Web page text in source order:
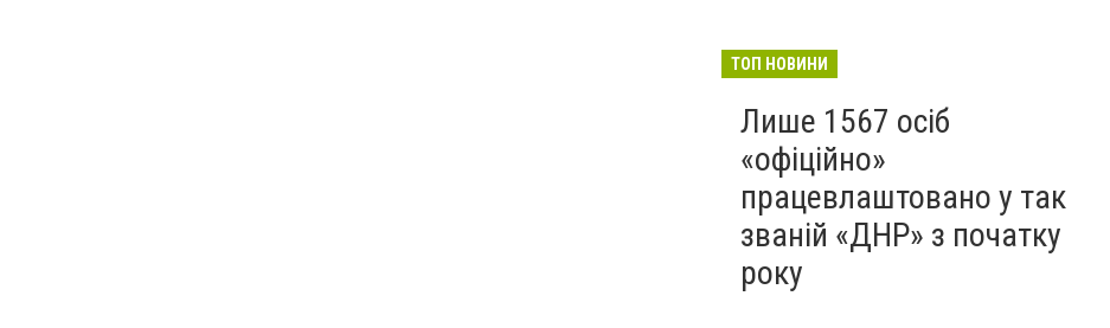
ТОП НОВИНИ
Лише 1567 осіб
«офіційно»
працевлаштовано у так
званій «ДНР» з початку
року